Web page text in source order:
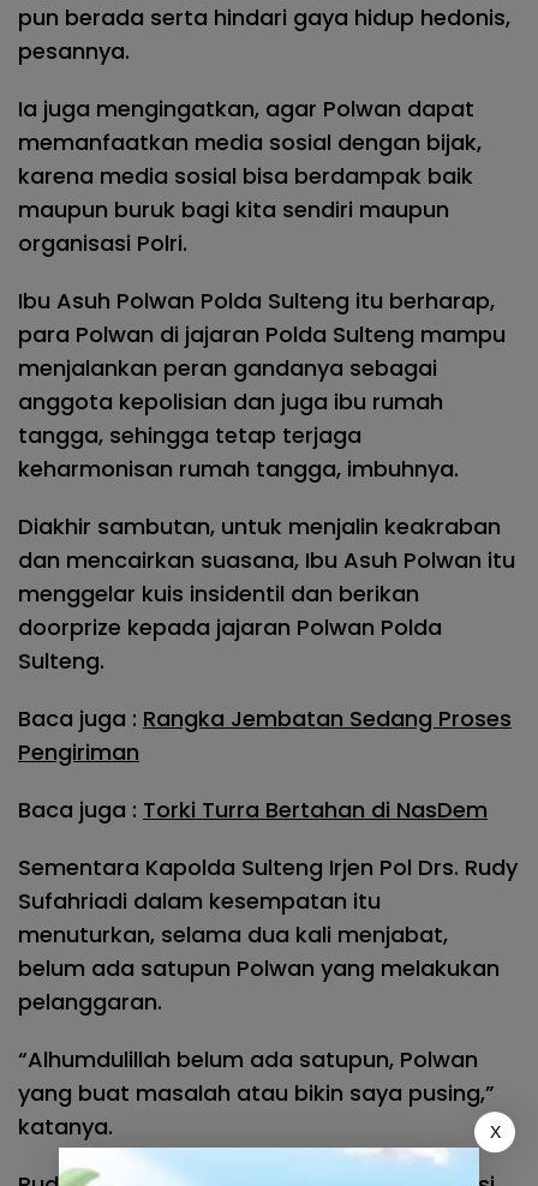
pun berada serta hindari gaya hidup hedonis,
pesannya.
Ia juga mengingatkan, agar Polwan dapat
memanfaatkan media sosial dengan bijak,
karena media sosial bisa berdampak baik
maupun buruk bagi kita sendiri maupun
organisasi Polri.
Ibu Asuh Polwan Polda Sulteng itu berharap,
para Polwan di jajaran Polda Sulteng mampu
menjalankan peran gandanya sebagai
anggota kepolisian dan juga ibu rumah
tangga, sehingga tetap terjaga
keharmonisan rumah tangga, imbuhnya.
Diakhir sambutan, untuk menjalin keakraban
dan mencairkan suasana, Ibu Asuh Polwan itu
menggelar kuis insidentil dan berikan
doorprize kepada jajaran Polwan Polda
Sulteng.
Baca juga : Rangka Jembatan Sedang Proses
Pengiriman
Baca juga : Torki Turra Bertahan di NasDem
Sementara Kapolda Sulteng Irjen Pol Drs. Rudy
Sufahriadi dalam kesempatan itu
menuturkan, selama dua kali menjabat,
belum ada satupun Polwan yang melakukan
pelanggaran.
“Alhumdulillah belum ada satupun, Polwan
yang buat masalah atau bikin saya pusing,”
katanya.
X